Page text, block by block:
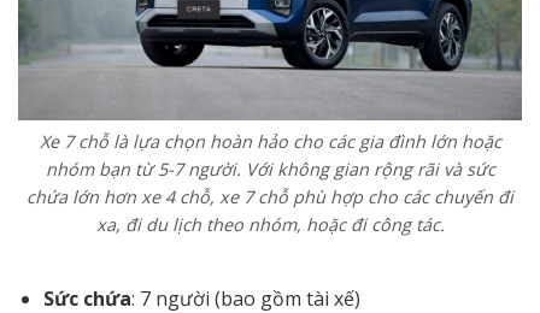
Xe 7 chỗ là lựa chọn hoàn hảo cho các gia đình lớn hoặc
nhóm bạn từ 5-7 người. Với không gian rộng rãi và sức
chứa lớn hơn xe 4 chỗ, xe 7 chỗ phù hợp cho các chuyến đi
xa, đi du lịch theo nhóm, hoặc đi công tác.
Sức chứa: 7 người (bao gồm tài xế)